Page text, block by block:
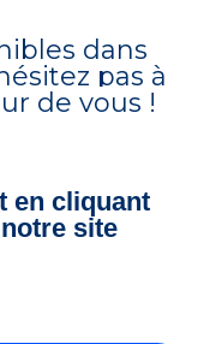
dans
pas à
de vous !
en cliquant
site